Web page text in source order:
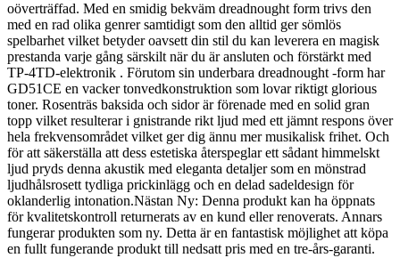
oöverträffad. Med en smidig bekväm dreadnought form trivs den
med en rad olika genrer samtidigt som den alltid ger sömlös
spelbarhet vilket betyder oavsett din stil du kan leverera en magisk
prestanda varje gång särskilt när du är ansluten och förstärkt med
TP-4TD-elektronik . Förutom sin underbara dreadnought -form har
GD51CE en vacker tonvedkonstruktion som lovar riktigt glorious
toner. Rosenträs baksida och sidor är förenade med en solid gran
topp vilket resulterar i gnistrande rikt ljud med ett jämnt respons över
hela frekvensområdet vilket ger dig ännu mer musikalisk frihet. Och
för att säkerställa att dess estetiska återspeglar ett sådant himmelskt
ljud pryds denna akustik med eleganta detaljer som en mönstrad
ljudhålsrosett tydliga prickinlägg och en delad sadeldesign för
oklanderlig intonation.Nästan Ny: Denna produkt kan ha öppnats
för kvalitetskontroll returnerats av en kund eller renoverats. Annars
fungerar produkten som ny. Detta är en fantastisk möjlighet att köpa
en fullt fungerande produkt till nedsatt pris med en tre-års-garanti.